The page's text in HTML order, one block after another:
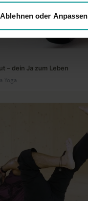
Ablehnen oder Anpassen
– dein Ja zum Leben
Yoga